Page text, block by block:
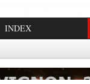
INDEX